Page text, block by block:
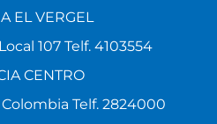
EL VERGEL
107 Telf. 4103554
CENTRO
Telf. 2824000